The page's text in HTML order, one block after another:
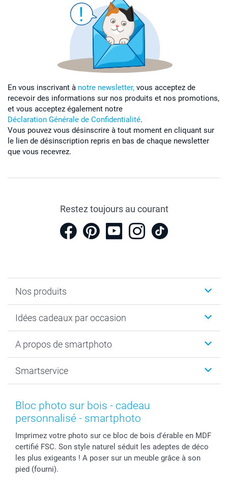
En vous inscrivant à notre newsletter, vous acceptez de
recevoir des informations sur nos produits et nos promotions,
et vous acceptez également notre
Déclaration Générale de Confidentialité.
Vous pouvez vous désinscrire à tout moment en cliquant sur
le lien de désinscription repris en bas de chaque newsletter
que vous recevrez.
Restez toujours au courant
Nos produits
Calendrier photo & Agenda photo
Tirage photo & agrandissement
Faire-part & Cartes
Coques smartphone
Stickers & Etiquettes
Dénicheur d'idées cadeau
Idées cadeaux par occasion
Anniversaire
Naissance & baptême
Fête des Mères
Fête des Pères
Baptême
Toussaint
Rentrée des classes
A propos de smartphoto
Plan du site
Droit de rétraction
Plaintes
Gestion des cookies
Tarifs
Partenariats & Influence
Smartservice
Aide
smartbonus
Livraison
Modes de paiement
Grandes quantités
Bloc photo sur bois - cadeau
personnalisé - smartphoto
Imprimez votre photo sur ce bloc de bois d'érable en MDF
certifié FSC. Son style naturel séduit les adeptes de déco
les plus exigeants ! A poser sur un meuble grâce à son
pied (fourni).